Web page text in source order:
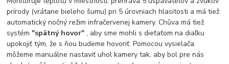
prírody (vrátane bieleho šumu) pri 5 úrovniach hlasitosti a má tiež
automatický nočný režim infračervenej kamery. Chůva má tiež
systém"spätný hovor", aby sme mohli s dieťaťom na diaľku
upokojiť tým, že s ňou budeme hovoriť. Pomocou vysielača
môžeme manuálne nastaviť uhol kamery tak, aby bol pre nás